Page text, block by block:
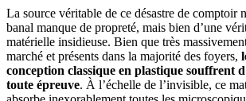
La source véritable de ce désastre de comptoir
banal manque de propreté, mais bien d’une
matérielle insidieuse. Bien que très
marché et présents dans la majorité des foyers,
conception classique en plastique souffrent
toute épreuve. À l’échelle de l’invisible, ce